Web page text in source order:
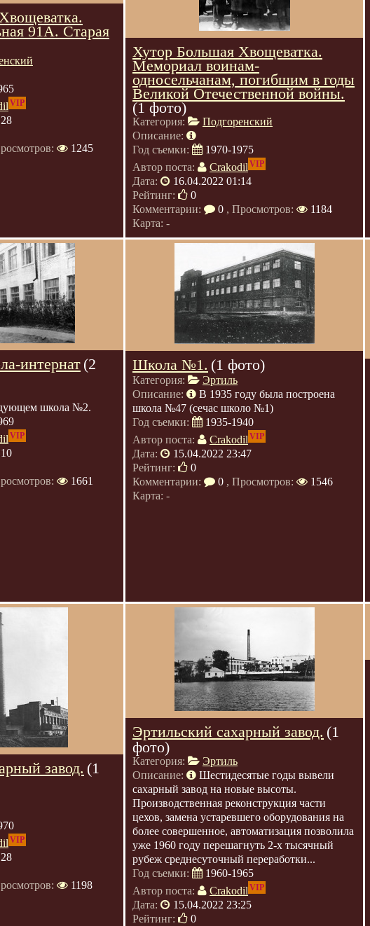
91А. Старая
VIP
1245
Хутор Большая Хвощеватка.
Мемориал воинам-
односельчанам, погибшим в годы
Великой Отечественной войны.
(1 фото)
Категория:
Подгоренский
Описание:
Год съемки:
1970-1975
Автор поста:
Crakodil VIP
Дата:
16.04.2022 01:14
Рейтинг:
0
Комментарии:
0 , Просмотров:
1184
Карта: -
интернат (2
школа №2.
VIP
1661
Школа №1. (1 фото)
Категория:
Эртиль
Описание:
В 1935 году была построена
школа №47 (сечас школо №1)
Год съемки:
1935-1940
Автор поста:
Crakodil VIP
Дата:
15.04.2022 23:47
Рейтинг:
0
Комментарии:
0 , Просмотров:
1546
Карта: -
завод. (1
VIP
1198
Эртильский сахарный завод. (1
фото)
Категория:
Эртиль
Описание:
Шестидесятые годы вывели
сахарный завод на новые высоты.
Производственная реконструкция части
цехов, замена устаревшего оборудования на
более совершенное, автоматизация позволила
уже 1960 году перешагнуть 2-х тысячный
рубеж среднесуточный переработки...
Год съемки:
1960-1965
Автор поста:
Crakodil VIP
Дата:
15.04.2022 23:25
Рейтинг:
0